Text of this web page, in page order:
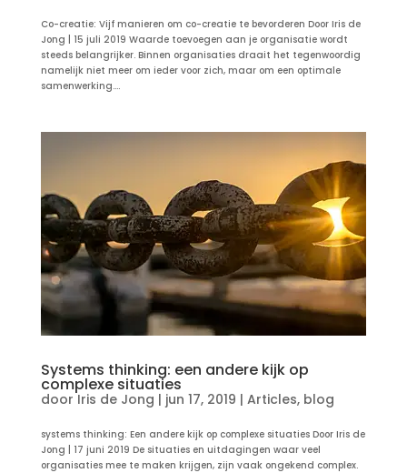
Co-creatie: Vijf manieren om co-creatie te bevorderen Door Iris de
Jong | 15 juli 2019 Waarde toevoegen aan je organisatie wordt
steeds belangrijker. Binnen organisaties draait het tegenwoordig
namelijk niet meer om ieder voor zich, maar om een optimale
samenwerking....
Systems thinking: een andere kijk op
complexe situaties
door Iris de Jong | jun 17, 2019 | Articles, blog
systems thinking: Een andere kijk op complexe situaties Door Iris de
Jong | 17 juni 2019 De situaties en uitdagingen waar veel
organisaties mee te maken krijgen, zijn vaak ongekend complex.